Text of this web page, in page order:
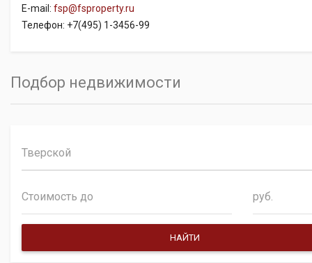
E-mail: fsp@fsproperty.ru
Телефон: +7(495) 1-3456-99
Подбор недвижимости
Тверской
руб.